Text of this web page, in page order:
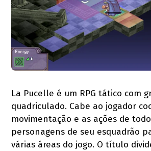
La Pucelle é um RPG tático com
quadriculado. Cabe ao jogador
movimentação e as ações de
personagens de seu esquadrão
várias áreas do jogo. O título